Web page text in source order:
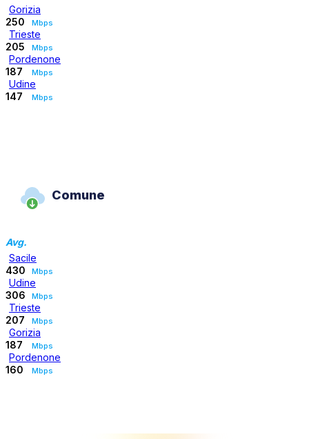
Gorizia
250
Mbps
Trieste
205
Mbps
Pordenone
187
Mbps
Udine
147
Mbps
Comune
Avg.
Sacile
430
Mbps
Udine
306
Mbps
Trieste
207
Mbps
Gorizia
187
Mbps
Pordenone
160
Mbps